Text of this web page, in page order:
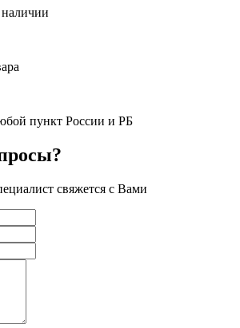
наличии
пункт России и РБ
свяжется с Вами